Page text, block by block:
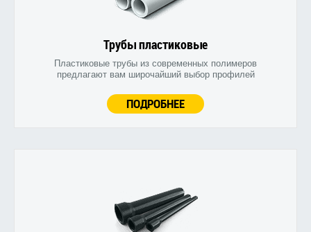
Трубы пластиковые
Пластиковые трубы из современных полимеров
предлагают вам широчайший выбор профилей
ПОДРОБНЕЕ